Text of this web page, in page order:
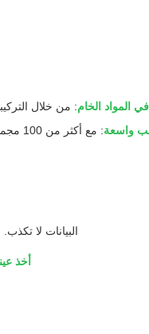
المواد الخام: من خلال
واسعة
: مع
البيانات لا تكذب.
أخذ